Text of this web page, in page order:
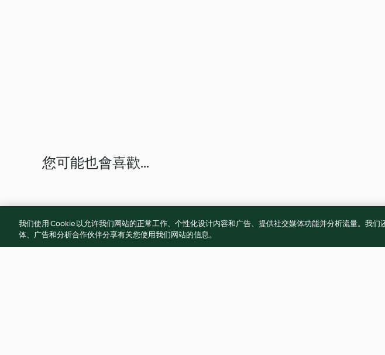
您可能也會喜歡...
我们使用 Cookie 以允许我们网站的正常工作、个性化设计内容和广告、提供社交媒体功能并分析流量。我们
体、广告和分析合作伙伴分享有关您使用我们网站的信息。